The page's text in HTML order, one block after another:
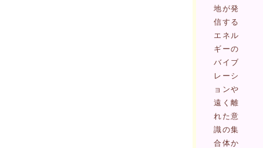
地が発
信する
エネル
ギーの
バイブ
レーシ
ョンや
遠く離
れた意
識の集
合体か